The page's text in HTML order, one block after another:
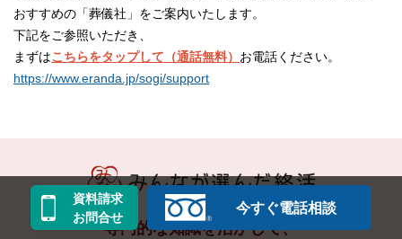
おすすめの「葬儀社」をご案内いたします。
下記をご参照いただき、
まずはこちらをタップして（通話無料） お電話ください。
https://www.eranda.jp/sogi/support
専門的な知識を活かして、
資料請求
お問合せ
今すぐ電話相談